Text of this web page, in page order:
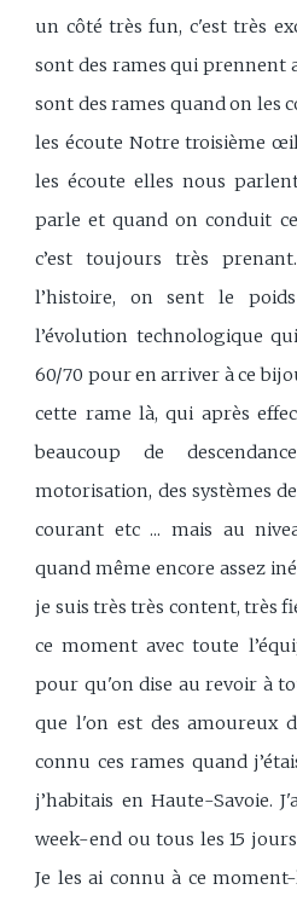
un côté très fun, c'est très
sont des rames qui prennent
sont des rames quand on les
les écoute Notre troisième
les écoute elles nous
parle et quand on conduit
c’est toujours très
l’histoire, on sent le
l’évolution technologique
60/70 pour en arriver à ce
cette rame là, qui après
beaucoup de
motorisation, des systèmes
courant etc ... mais au
quand même encore assez
je suis très très content, très
ce moment avec toute
pour qu'on dise au revoir à
que l'on est des amoureux
connu ces rames quand
j’habitais en Haute-Savoie.
week-end ou tous les 15
Je les ai connu à ce